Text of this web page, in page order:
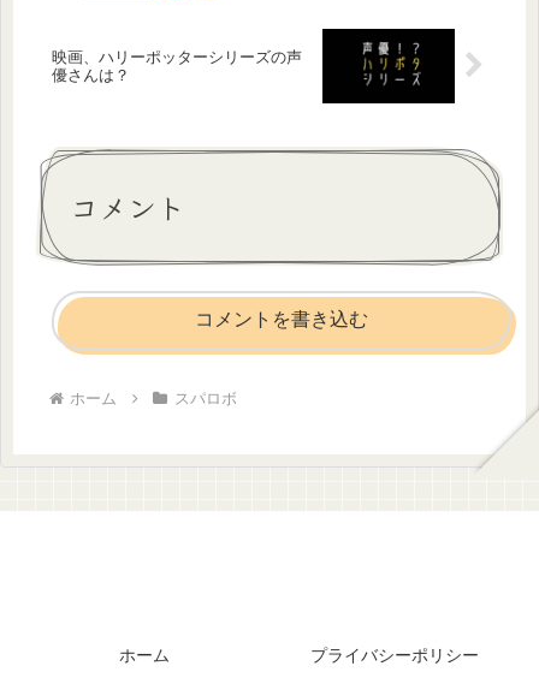
映画、ハリーポッターシリーズの声
優さんは？
コメント
コメントを書き込む
ホーム スパロボ
ホーム プライバシーポリシー